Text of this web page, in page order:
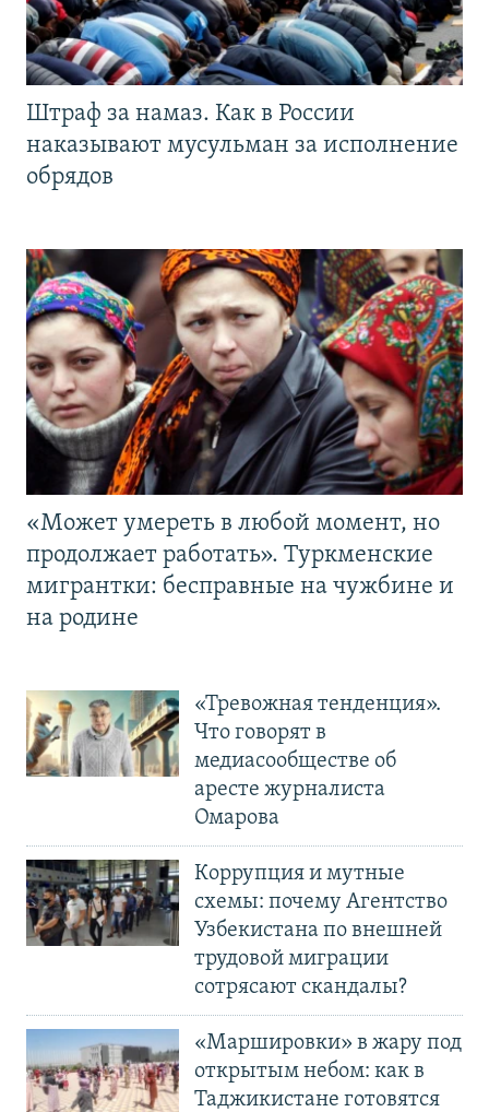
Штраф за намаз. Как в России
наказывают мусульман за исполнение
обрядов
«Может умереть в любой момент, но
продолжает работать». Туркменские
мигрантки: бесправные на чужбине и
на родине
«Тревожная тенденция».
Что говорят в
медиасообществе об
аресте журналиста
Омарова
Коррупция и мутные
схемы: почему Агентство
Узбекистана по внешней
трудовой миграции
сотрясают скандалы?
«Маршировки» в жару под
открытым небом: как в
Таджикистане готовятся